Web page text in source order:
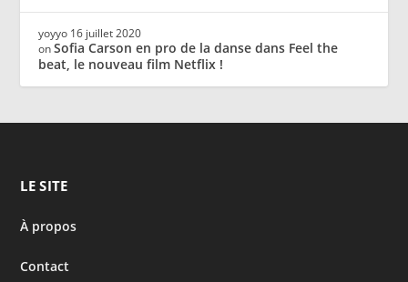
yoyyo 16 juillet 2020
onSofia Carson en pro de la danse dans Feel the
beat, le nouveau film Netflix !
LE SITE
À propos
Contact